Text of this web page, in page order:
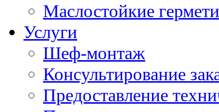
Маслостойкие
Услуги
Шеф-монтаж
Консультирование
Предоставление